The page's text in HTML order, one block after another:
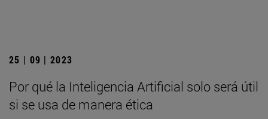
25 | 09 | 2023
Por qué la Inteligencia Artificial solo será útil
si se usa de manera ética